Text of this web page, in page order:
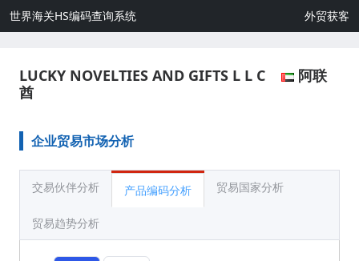
世界海关HS编码查询系统 外贸获客
LUCKY NOVELTIES AND GIFTS L L C
阿联
酋
企业贸易市场分析
交易伙伴分析 产品编码分析 贸易国家分析
贸易趋势分析